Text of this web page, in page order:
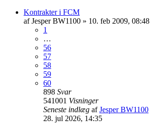
Kontrakter i FCM
afJesper BW1100 » 10. feb 2009, 08:48
1
…
56
57
58
59
60
898 Svar
541001 Visninger
Seneste indlæg afJesper BW1100
28. jul 2026, 14:35